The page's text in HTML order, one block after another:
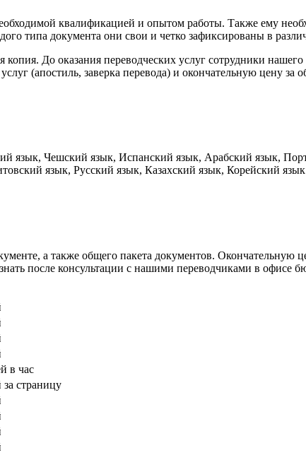
квалификацией и опытом работы. Также ему
типа документа они свои и четко зафиксированы в
копия. До оказания переводческих услуг сотрудники
(апостиль, заверка перевода) и окончательную цену за
язык, Чешский язык, Испанский язык, Арабский язык,
язык, Русский язык, Казахский язык, Корейский
а также общего пакета документов.
после консультации с нашими переводчиками в
в час
за страницу